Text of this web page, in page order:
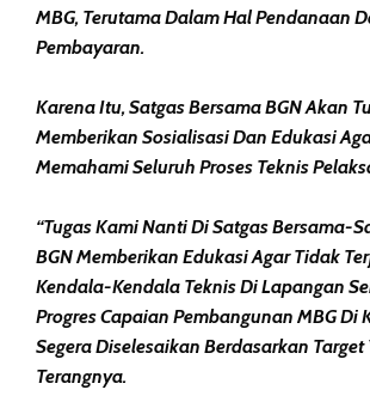
MBG, Terutama Dalam Hal Pendanaan
Pembayaran.
Karena Itu, Satgas Bersama BGN Akan
Memberikan Sosialisasi Dan Edukasi
Memahami Seluruh Proses Teknis
“Tugas Kami Nanti Di Satgas Bersama-
BGN Memberikan Edukasi Agar Tidak
Kendala-Kendala Teknis Di Lapangan
Progres Capaian Pembangunan MBG Di
Segera Diselesaikan Berdasarkan Target
Terangnya.